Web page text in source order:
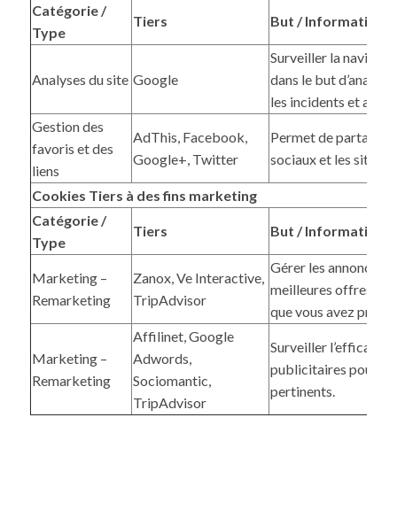
Catégorie /
Type
Tiers But / Informations
Analyses du site Google
Surveiller la
dans le but
les incidents et
Gestion des
favoris et des
liens
AdThis, Facebook,
Google+, Twitter
Permet de partager
sociaux et les sites
Cookies Tiers à des fins marketing
Catégorie /
Type
Tiers But / Informations
Marketing –
Remarketing
Zanox, Ve Interactive,
TripAdvisor
Gérer les annonces
meilleures offres en
que vous avez
Marketing –
Remarketing
Affilinet, Google
Adwords,
Sociomantic,
TripAdvisor
Surveiller l’efficacité
publicitaires pour
pertinents.